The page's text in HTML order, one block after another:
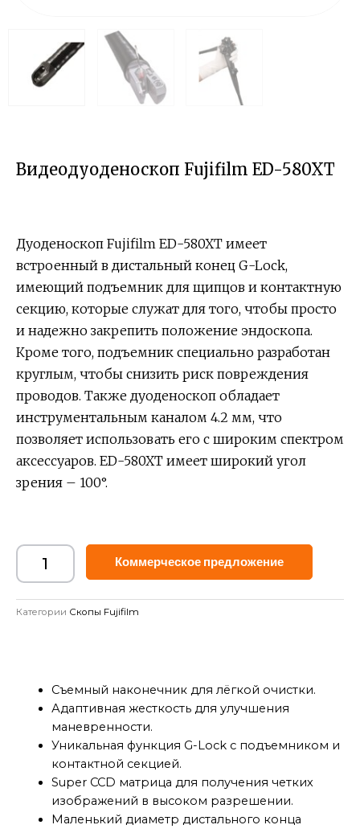
Видеодуоденоскоп Fujifilm ED-580XT
Дуоденоскоп Fujifilm ED-580XT имеет
встроенный в дистальный конец G-Lock,
имеющий подъемник для щипцов и контактную
секцию, которые служат для того, чтобы просто
и надежно закрепить положение эндоскопа.
Кроме того, подъемник специально разработан
круглым, чтобы снизить риск повреждения
проводов. Также дуоденоскоп обладает
инструментальным каналом 4.2 мм, что
позволяет использовать его с широким спектром
аксессуаров. ED-580XT имеет широкий угол
зрения – 100°.
Коммерческое предложение
Категории Скопы Fujifilm
Съемный наконечник для лёгкой очистки.
Адаптивная жесткость для улучшения
маневренности.
Уникальная функция G-Lock с подъемником и
контактной секцией.
Super CCD матрица для получения четких
изображений в высоком разрешении.
Маленький диаметр дистального конца